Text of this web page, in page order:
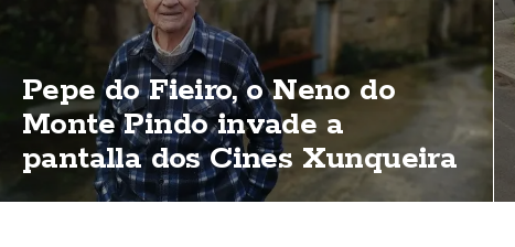
Pepe do Fieiro, o Neno do
Monte Pindo invade a
pantalla dos Cines Xunqueira